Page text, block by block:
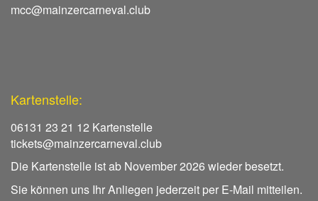
mcc@mainzercarneval.club
Kartenstelle:
06131 23 21 12 Kartenstelle
tickets@mainzercarneval.club
Die Kartenstelle ist ab November 2026 wieder besetzt.
Sie können uns Ihr Anliegen jederzeit per E-Mail mitteilen.